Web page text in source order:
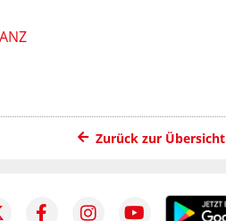
Zurück zur Übersicht